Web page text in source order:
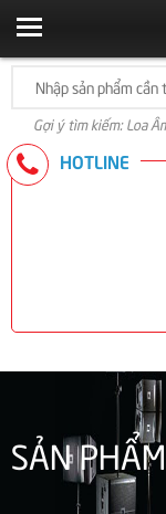
Gợi ý tìm kiếm: Loa
HOTLINE
SẢN PHẨM